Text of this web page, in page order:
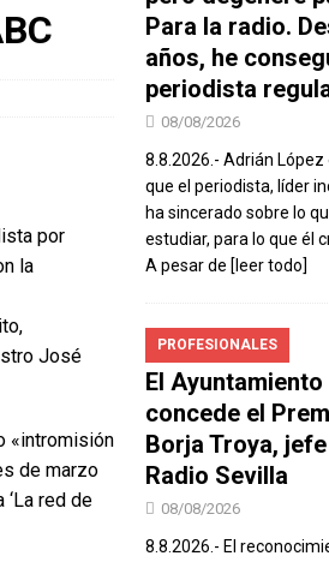
por
la
José
«intromisión
de marzo
red de
Para la radio.
años, he
periodista
08/08/2026
8.8.2026.- Adrián
que el periodista, líder
ha sincerado sobre lo
estudiar, para lo que él
A pesar de [leer todo]
PROFESIONALES
El
concede el
Borja Troya,
Radio Sevilla
08/08/2026
8.8.2026.- El